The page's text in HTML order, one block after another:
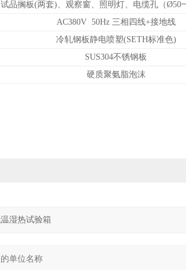
试品搁板(两套)、观察窗、照明灯、电缆孔（Ø50
AC380V 50Hz 三相四线+接地线
冷轧钢板静电喷塑(SETH标准色)
SUS304不锈钢板
硬质聚氨脂泡沫